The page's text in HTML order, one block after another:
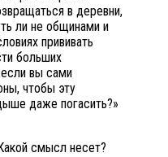
в деревни,
ли не общинами и
прививать
больших
вы сами
чтобы эту
даже погасить?»
смысл несет?